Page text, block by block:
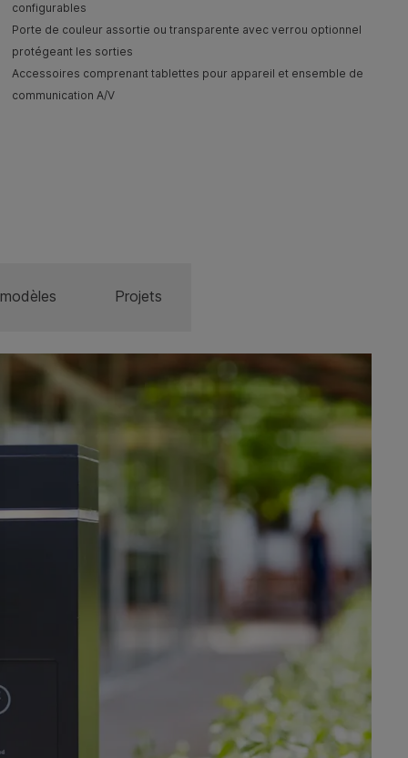
configurables
Porte de couleur assortie ou transparente avec verrou optionnel
protégeant les sorties
Accessoires comprenant tablettes pour appareil et ensemble de
communication A/V
Projets